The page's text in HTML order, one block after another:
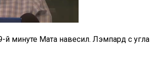
й минуте Мата навесил. Лэмпард с угла